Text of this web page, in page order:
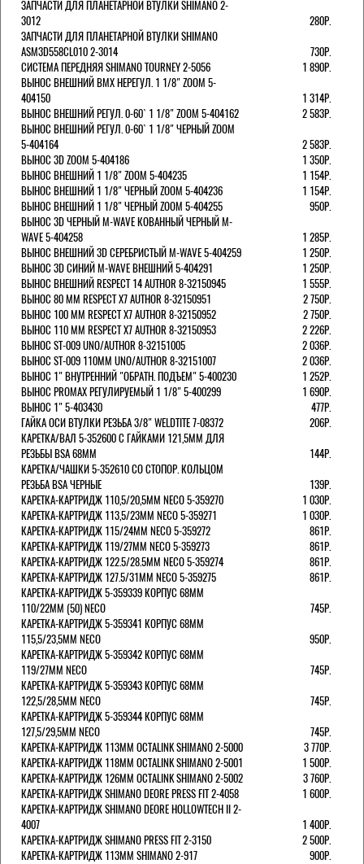
ЗАПЧАСТИ ДЛЯ ПЛАНЕТАРНОЙ ВТУЛКИ SHIMANO 2-
3012
280Р.
ЗАПЧАСТИ ДЛЯ ПЛАНЕТАРНОЙ ВТУЛКИ SHIMANO
ASM3D558CL010 2-3014
730Р.
СИСТЕМА ПЕРЕДНЯЯ SHIMANO TOURNEY 2-5056
1 890Р.
ВЫНОС ВНЕШНИЙ BMX НЕРЕГУЛ. 1 1/8" ZOOM 5-
404150
1 314Р.
ВЫНОС ВНЕШНИЙ РЕГУЛ. 0-60` 1 1/8" ZOOM 5-404162
2 583Р.
ВЫНОС ВНЕШНИЙ РЕГУЛ. 0-60` 1 1/8" ЧЕРНЫЙ ZOOM
5-404164
2 583Р.
ВЫНОС 3D ZOOM 5-404186
1 350Р.
ВЫНОС ВНЕШНИЙ 1 1/8" ZOOM 5-404235
1 154Р.
ВЫНОС ВНЕШНИЙ 1 1/8" ЧЕРНЫЙ ZOOM 5-404236
1 154Р.
ВЫНОС ВНЕШНИЙ 1 1/8" ЧЕРНЫЙ ZOOM 5-404255
950Р.
ВЫНОС 3D ЧЕРНЫЙ M-WAVE КОВАННЫЙ ЧЕРНЫЙ M-
WAVE 5-404258
1 285Р.
ВЫНОС ВНЕШНИЙ 3D СЕРЕБРИСТЫЙ M-WAVE 5-404259
1 250Р.
ВЫНОС 3D СИНИЙ M-WAVE ВНЕШНИЙ 5-404291
1 250Р.
ВЫНОС ВНЕШНИЙ RESPECT 14 AUTHOR 8-32150945
1 555Р.
ВЫНОС 80 ММ RESPECT Х7 AUTHOR 8-32150951
2 750Р.
ВЫНОС 100 ММ RESPECT Х7 AUTHOR 8-32150952
2 750Р.
ВЫНОС 110 ММ RESPECT Х7 AUTHOR 8-32150953
2 226Р.
ВЫНОС ST-009 UNO/AUTHOR 8-32151005
2 036Р.
ВЫНОС ST-009 110ММ UNO/AUTHOR 8-32151007
2 036Р.
ВЫНОС 1" ВНУТРЕННИЙ "ОБРАТН. ПОДЪЕМ" 5-400230
1 252Р.
ВЫНОС PROMAX РЕГУЛИРУЕМЫЙ 1 1/8" 5-400299
1 690Р.
ВЫНОС 1" 5-403430
477Р.
ГАЙКА ОСИ ВТУЛКИ РЕЗЬБА 3/8" WELDTITE 7-08372
206Р.
КАРЕТКА/ВАЛ 5-352600 С ГАЙКАМИ 121,5ММ ДЛЯ
РЕЗЬБЫ BSA 68ММ
144Р.
КАРЕТКА/ЧАШКИ 5-352610 СО СТОПОР. КОЛЬЦОМ
РЕЗЬБА BSA ЧЕРНЫЕ
139Р.
КАРЕТКА-КАРТРИДЖ 110,5/20,5ММ NECO 5-359270
1 030Р.
КАРЕТКА-КАРТРИДЖ 113,5/23ММ NECO 5-359271
1 030Р.
КАРЕТКА-КАРТРИДЖ 115/24ММ NECO 5-359272
861Р.
КАРЕТКА-КАРТРИДЖ 119/27ММ NECO 5-359273
861Р.
КАРЕТКА-КАРТРИДЖ 122.5/28.5ММ NECO 5-359274
861Р.
КАРЕТКА-КАРТРИДЖ 127.5/31ММ NECO 5-359275
861Р.
КАРЕТКА-КАРТРИДЖ 5-359339 КОРПУС 68ММ
110/22ММ (50) NECO
745Р.
КАРЕТКА-КАРТРИДЖ 5-359341 КОРПУС 68ММ
115,5/23,5ММ NECO
950Р.
КАРЕТКА-КАРТРИДЖ 5-359342 КОРПУС 68ММ
119/27ММ NECO
745Р.
КАРЕТКА-КАРТРИДЖ 5-359343 КОРПУС 68ММ
122,5/28,5ММ NECO
745Р.
КАРЕТКА-КАРТРИДЖ 5-359344 КОРПУС 68ММ
127,5/29,5ММ NECO
745Р.
КАРЕТКА-КАРТРИДЖ 113ММ OCTALINK SHIMANO 2-5000
3 770Р.
КАРЕТКА-КАРТРИДЖ 118ММ OCTALINK SHIMANO 2-5001
1 500Р.
КАРЕТКА-КАРТРИДЖ 126ММ OCTALINK SHIMANO 2-5002
3 760Р.
КАРЕТКА-КАРТРИДЖ SHIMANO DEORE PRESS FIT 2-4058
1 600Р.
КАРЕТКА-КАРТРИДЖ SHIMANO DEORE HOLLOWTECH II 2-
4007
1 400Р.
КАРЕТКА-КАРТРИДЖ SHIMANO PRESS FIT 2-3150
2 500Р.
КАРЕТКА-КАРТРИДЖ 113ММ SHIMANO 2-917
900Р.